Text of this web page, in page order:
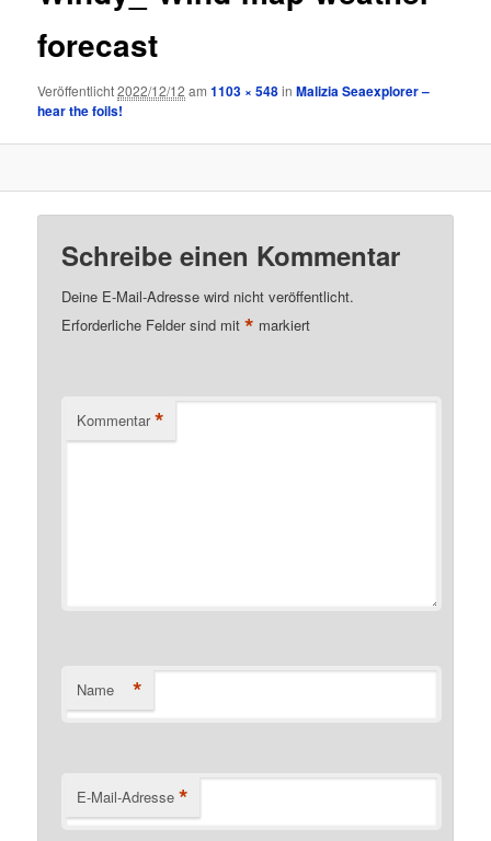
forecast
Veröffentlicht2022/12/12 am1103 × 548inMalizia Seaexplorer –
hear the foils!
Schreibe einen Kommentar
Deine E-Mail-Adresse wird nicht veröffentlicht.
Erforderliche Felder sind mit* markiert
Kommentar *
Name *
E-Mail-Adresse *